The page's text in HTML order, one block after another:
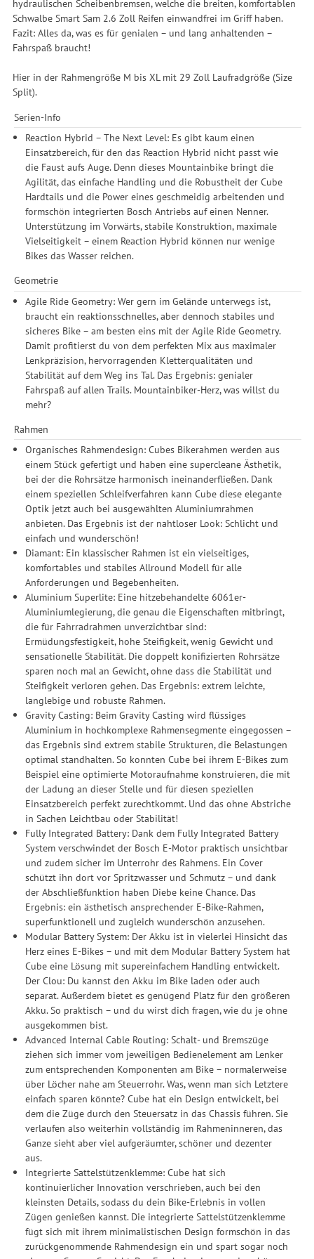
hydraulischen Scheibenbremsen, welche die breiten, komfortablen
Schwalbe Smart Sam 2.6 Zoll Reifen einwandfrei im Griff haben.
Fazit: Alles da, was es für genialen – und lang anhaltenden –
Fahrspaß braucht!
Hier in der Rahmengröße M bis XL mit 29 Zoll Laufradgröße (Size
Split).
Serien-Info
Reaction Hybrid – The Next Level: Es gibt kaum einen
Einsatzbereich, für den das Reaction Hybrid nicht passt wie
die Faust aufs Auge. Denn dieses Mountainbike bringt die
Agilität, das einfache Handling und die Robustheit der Cube
Hardtails und die Power eines geschmeidig arbeitenden und
formschön integrierten Bosch Antriebs auf einen Nenner.
Unterstützung im Vorwärts, stabile Konstruktion, maximale
Vielseitigkeit – einem Reaction Hybrid können nur wenige
Bikes das Wasser reichen.
Geometrie
Agile Ride Geometry: Wer gern im Gelände unterwegs ist,
braucht ein reaktionsschnelles, aber dennoch stabiles und
sicheres Bike – am besten eins mit der Agile Ride Geometry.
Damit profitierst du von dem perfekten Mix aus maximaler
Lenkpräzision, hervorragenden Kletterqualitäten und
Stabilität auf dem Weg ins Tal. Das Ergebnis: genialer
Fahrspaß auf allen Trails. Mountainbiker-Herz, was willst du
mehr?
Rahmen
Organisches Rahmendesign: Cubes Bikerahmen werden aus
einem Stück gefertigt und haben eine supercleane Ästhetik,
bei der die Rohrsätze harmonisch ineinanderfließen. Dank
einem speziellen Schleifverfahren kann Cube diese elegante
Optik jetzt auch bei ausgewählten Aluminiumrahmen
anbieten. Das Ergebnis ist der nahtloser Look: Schlicht und
einfach und wunderschön!
Diamant: Ein klassischer Rahmen ist ein vielseitiges,
komfortables und stabiles Allround Modell für alle
Anforderungen und Begebenheiten.
Aluminium Superlite: Eine hitzebehandelte 6061er-
Aluminiumlegierung, die genau die Eigenschaften mitbringt,
die für Fahrradrahmen unverzichtbar sind:
Ermüdungsfestigkeit, hohe Steifigkeit, wenig Gewicht und
sensationelle Stabilität. Die doppelt konifizierten Rohrsätze
sparen noch mal an Gewicht, ohne dass die Stabilität und
Steifigkeit verloren gehen. Das Ergebnis: extrem leichte,
langlebige und robuste Rahmen.
Gravity Casting: Beim Gravity Casting wird flüssiges
Aluminium in hochkomplexe Rahmensegmente eingegossen –
das Ergebnis sind extrem stabile Strukturen, die Belastungen
optimal standhalten. So konnten Cube bei ihrem E-Bikes zum
Beispiel eine optimierte Motoraufnahme konstruieren, die mit
der Ladung an dieser Stelle und für diesen speziellen
Einsatzbereich perfekt zurechtkommt. Und das ohne Abstriche
in Sachen Leichtbau oder Stabilität!
Fully Integrated Battery: Dank dem Fully Integrated Battery
System verschwindet der Bosch E-Motor praktisch unsichtbar
und zudem sicher im Unterrohr des Rahmens. Ein Cover
schützt ihn dort vor Spritzwasser und Schmutz – und dank
der Abschließfunktion haben Diebe keine Chance. Das
Ergebnis: ein ästhetisch ansprechender E-Bike-Rahmen,
superfunktionell und zugleich wunderschön anzusehen.
Modular Battery System: Der Akku ist in vielerlei Hinsicht das
Herz eines E-Bikes – und mit dem Modular Battery System hat
Cube eine Lösung mit supereinfachem Handling entwickelt.
Der Clou: Du kannst den Akku im Bike laden oder auch
separat. Außerdem bietet es genügend Platz für den größeren
Akku. So praktisch – und du wirst dich fragen, wie du je ohne
ausgekommen bist.
Advanced Internal Cable Routing: Schalt- und Bremszüge
ziehen sich immer vom jeweiligen Bedienelement am Lenker
zum entsprechenden Komponenten am Bike – normalerweise
über Löcher nahe am Steuerrohr. Was, wenn man sich Letztere
einfach sparen könnte? Cube hat ein Design entwickelt, bei
dem die Züge durch den Steuersatz in das Chassis führen. Sie
verlaufen also weiterhin vollständig im Rahmeninneren, das
Ganze sieht aber viel aufgeräumter, schöner und dezenter
aus.
Integrierte Sattelstützenklemme: Cube hat sich
kontinuierlicher Innovation verschrieben, auch bei den
kleinsten Details, sodass du dein Bike-Erlebnis in vollen
Zügen genießen kannst. Die integrierte Sattelstützenklemme
fügt sich mit ihrem minimalistischen Design formschön in das
zurückgenommende Rahmendesign ein und spart sogar noch